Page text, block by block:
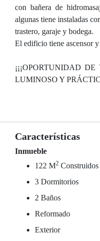
con bañera de
algunas tiene instaladas
trastero, garaje y bodega.
El edificio tiene ascensor
¡¡¡OPORTUNIDAD
LUMINOSO Y
Características
Inmueble
122 M2 Construidos
3 Dormitorios
2 Baños
Reformado
Exterior